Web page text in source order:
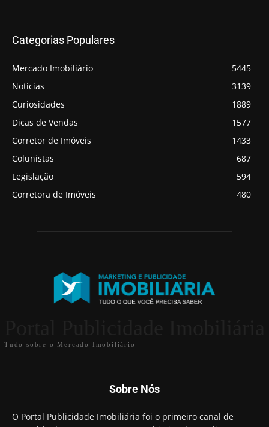
Categorias Populares
Mercado Imobiliário
5445
Notícias
3139
Curiosidades
1889
Dicas de Vendas
1577
Corretor de Imóveis
1433
Colunistas
687
Legislação
594
Corretora de Imóveis
480
Tudo sobre o Mercado Imobiliário
Sobre Nós
O Portal Publicidade Imobiliária foi o primeiro canal de